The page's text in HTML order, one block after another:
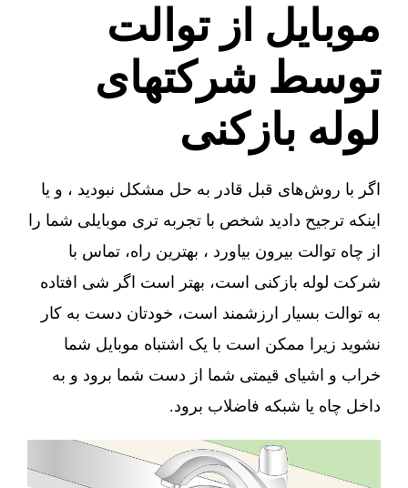
موبایل از توالت
توسط شرکتهای
لوله بازکنی
اگر با روش‌های قبل قادر به حل مشکل نبودید ، و یا
اینکه ترجیح دادید شخص با تجربه تری موبایلی شما را
از چاه توالت بیرون بیاورد ، بهترین راه، تماس با
شرکت لوله بازکنی است، بهتر است اگر شی افتاده
به توالت بسیار ارزشمند است، خودتان دست به کار
نشوید زیرا ممکن است با یک اشتباه موبایل شما
خراب و اشیای قیمتی شما از دست شما برود و به
داخل چاه یا شبکه فاضلاب برود.